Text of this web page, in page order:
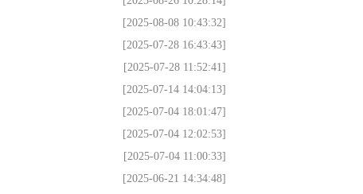
[2025-08-08 10:43:32]
[2025-07-28 16:43:43]
[2025-07-28 11:52:41]
[2025-07-14 14:04:13]
[2025-07-04 18:01:47]
[2025-07-04 12:02:53]
[2025-07-04 11:00:33]
[2025-06-21 14:34:48]